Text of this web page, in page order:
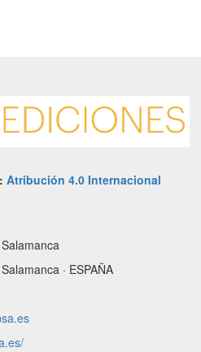
Atribución 4.0 Internacional
· ESPAÑA